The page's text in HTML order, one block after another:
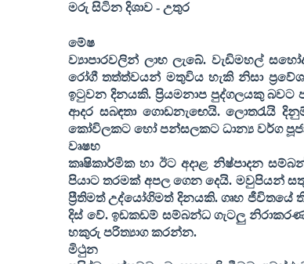
මරු සිටින දිශාව - උතුර
මේෂ
ව්‍යාපාරවලින් ලාභ ලැබේ. වැඩිමහල්
රෝගී තත්ත්වයන් මතුවිය හැකි නිසා
ඉටුවන දිනයකි. ප්‍රියමනාප පුද්ගලයකු
ආදර සබඳතා ගොඩනැඟෙයි. ලොතරැයි
කෝවිලකට හෝ පන්සලකට ධාන්‍ය වර්ග
වෘෂභ
කෘෂිකාර්මික හා ඊට අදාළ නිෂ්පාදන
පියාට තරමක් අපල ගෙන දෙයි. මවුපියන්
ප්‍රීතිමත් උද්යෝගිමත් දිනයකි. ගෘහ
දිස් වේ. ඉඩකඩම් සම්බන්ධ ගැටලු
හකුරු පරිත්‍යාග කරන්න.
මිථුන